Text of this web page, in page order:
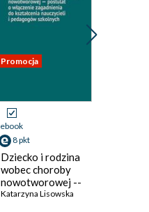
Promocja
ebook
8 pkt
Dziecko i rodzina
wobec choroby
nowotworowej --
postulat
Katarzyna Lisowska